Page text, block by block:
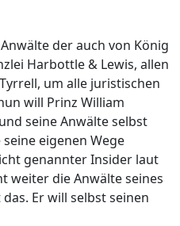
der auch von König
Harbottle & Lewis, allen
um alle juristischen
will Prinz William
seine Anwälte selbst
eigenen Wege
genannter Insider laut
weiter die Anwälte seines
Er will selbst seinen